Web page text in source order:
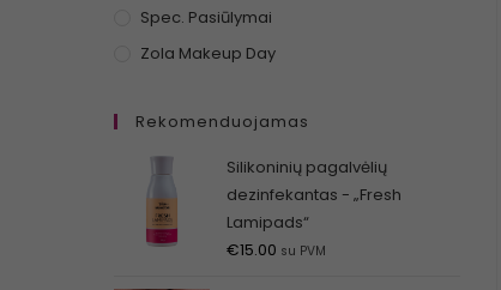
Spec. Pasiūlymai
Zola Makeup Day
Rekomenduojamas
Silikoninių pagalvėlių
dezinfekantas - „Fresh
Lamipads“
€15.00 su PVM